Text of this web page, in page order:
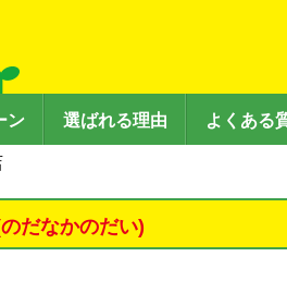
ン 選ばれる理由 よくある
だなかのだい)